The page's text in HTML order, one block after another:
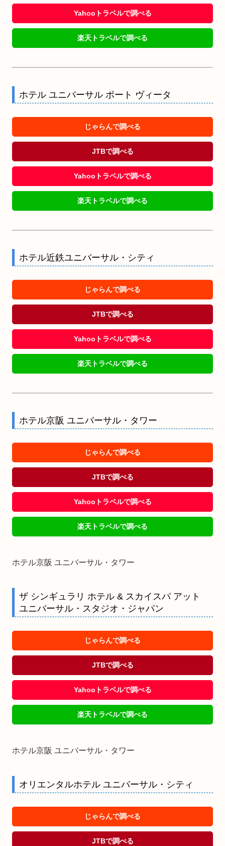
Yahooトラベルで調べる
楽天トラベルで調べる
ホテル ユニバーサル ポート ヴィータ
じゃらんで調べる
JTBで調べる
Yahooトラベルで調べる
楽天トラベルで調べる
ホテル近鉄ユニバーサル・シティ
じゃらんで調べる
JTBで調べる
Yahooトラベルで調べる
楽天トラベルで調べる
ホテル京阪 ユニバーサル・タワー
じゃらんで調べる
JTBで調べる
Yahooトラベルで調べる
楽天トラベルで調べる
ホテル京阪 ユニバーサル・タワー
ザ シンギュラリ ホテル & スカイスパ アット
ユニバーサル・スタジオ・ジャパン
じゃらんで調べる
JTBで調べる
Yahooトラベルで調べる
楽天トラベルで調べる
ホテル京阪 ユニバーサル・タワー
オリエンタルホテル ユニバーサル・シティ
じゃらんで調べる
JTBで調べる